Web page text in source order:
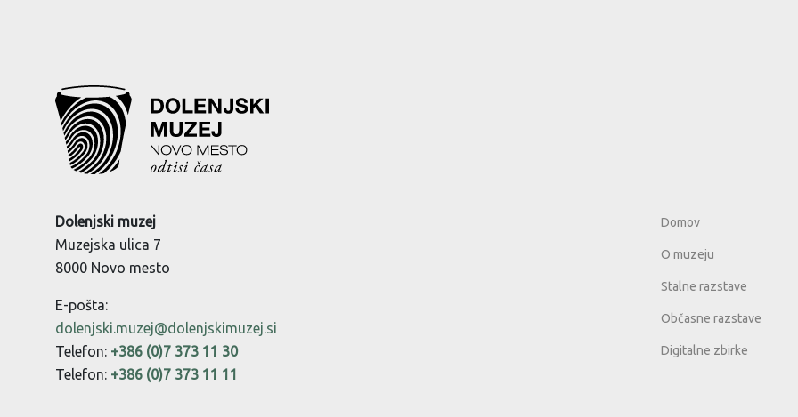
Dolenjski muzej
Muzejska ulica 7
8000 Novo mesto
E-pošta:
dolenjski.muzej@dolenjskimuzej.si
Telefon: +386 (0)7 373 11 30
Telefon: +386 (0)7 373 11 11
Domov
O muzeju
Stalne razstave
Občasne razstave
Digitalne zbirke